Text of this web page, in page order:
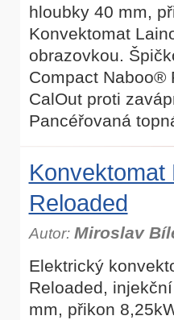
hloubky 40 mm,
Konvektomat
obrazovkou.
Compact Naboo®
CalOut proti
Pancéřovaná
Reloaded
Autor: Miroslav
Elektrický
Reloaded,
mm, přikon